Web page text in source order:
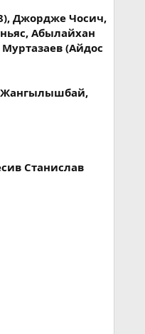
Джордже Чосич,
Абылайхан
(Айдос
Жангылышбай,
Станислав